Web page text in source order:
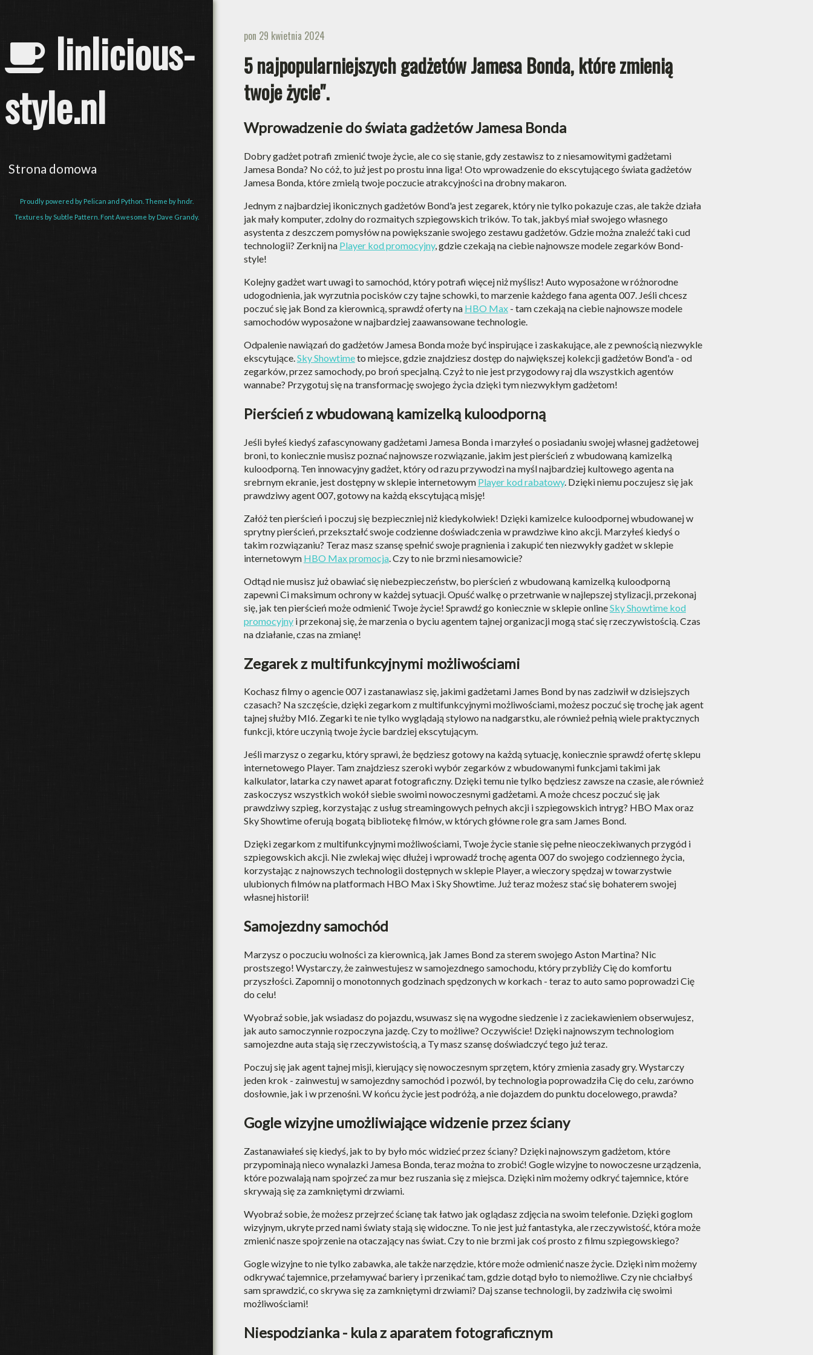
linlicious-
style.nl
Strona domowa
Proudly powered by Pelican and Python. Theme by hndr.
Textures by Subtle Pattern. Font Awesome by Dave Grandy.
pon 29 kwietnia 2024
5 najpopularniejszych gadżetów Jamesa Bonda, które zmienią
twoje życie".
Wprowadzenie do świata gadżetów Jamesa Bonda
Dobry gadżet potrafi zmienić twoje życie, ale co się stanie, gdy zestawisz to z niesamowitymi gadżetami
Jamesa Bonda? No cóż, to już jest po prostu inna liga! Oto wprowadzenie do ekscytującego świata gadżetów
Jamesa Bonda, które zmielą twoje poczucie atrakcyjności na drobny makaron.
Jednym z najbardziej ikonicznych gadżetów Bond'a jest zegarek, który nie tylko pokazuje czas, ale także działa
jak mały komputer, zdolny do rozmaitych szpiegowskich trików. To tak, jakbyś miał swojego własnego
asystenta z deszczem pomysłów na powiększanie swojego zestawu gadżetów. Gdzie można znaleźć taki cud
technologii? Zerknij na Player kod promocyjny, gdzie czekają na ciebie najnowsze modele zegarków Bond-
style!
Kolejny gadżet wart uwagi to samochód, który potrafi więcej niż myślisz! Auto wyposażone w różnorodne
udogodnienia, jak wyrzutnia pocisków czy tajne schowki, to marzenie każdego fana agenta 007. Jeśli chcesz
poczuć się jak Bond za kierownicą, sprawdź oferty na HBO Max- tam czekają na ciebie najnowsze modele
samochodów wyposażone w najbardziej zaawansowane technologie.
Odpalenie nawiązań do gadżetów Jamesa Bonda może być inspirujące i zaskakujące, ale z pewnością niezwykle
ekscytujące.Sky Showtimeto miejsce, gdzie znajdziesz dostęp do największej kolekcji gadżetów Bond'a - od
zegarków, przez samochody, po broń specjalną. Czyż to nie jest przygodowy raj dla wszystkich agentów
wannabe? Przygotuj się na transformację swojego życia dzięki tym niezwykłym gadżetom!
Pierścień z wbudowaną kamizelką kuloodporną
Jeśli byłeś kiedyś zafascynowany gadżetami Jamesa Bonda i marzyłeś o posiadaniu swojej własnej gadżetowej
broni, to koniecznie musisz poznać najnowsze rozwiązanie, jakim jest pierścień z wbudowaną kamizelką
kuloodporną. Ten innowacyjny gadżet, który od razu przywodzi na myśl najbardziej kultowego agenta na
srebrnym ekranie, jest dostępny w sklepie internetowym Player kod rabatowy. Dzięki niemu poczujesz się jak
prawdziwy agent 007, gotowy na każdą ekscytującą misję!
Załóż ten pierścień i poczuj się bezpieczniej niż kiedykolwiek! Dzięki kamizelce kuloodpornej wbudowanej w
sprytny pierścień, przekształć swoje codzienne doświadczenia w prawdziwe kino akcji. Marzyłeś kiedyś o
takim rozwiązaniu? Teraz masz szansę spełnić swoje pragnienia i zakupić ten niezwykły gadżet w sklepie
internetowym HBO Max promocja. Czy to nie brzmi niesamowicie?
Odtąd nie musisz już obawiać się niebezpieczeństw, bo pierścień z wbudowaną kamizelką kuloodporną
zapewni Ci maksimum ochrony w każdej sytuacji. Opuść walkę o przetrwanie w najlepszej stylizacji, przekonaj
się, jak ten pierścień może odmienić Twoje życie! Sprawdź go koniecznie w sklepie onlineSky Showtime kod
promocyjnyi przekonaj się, że marzenia o byciu agentem tajnej organizacji mogą stać się rzeczywistością. Czas
na działanie, czas na zmianę!
Zegarek z multifunkcyjnymi możliwościami
Kochasz filmy o agencie 007 i zastanawiasz się, jakimi gadżetami James Bond by nas zadziwił w dzisiejszych
czasach? Na szczęście, dzięki zegarkom z multifunkcyjnymi możliwościami, możesz poczuć się trochę jak agent
tajnej służby MI6. Zegarki te nie tylko wyglądają stylowo na nadgarstku, ale również pełnią wiele praktycznych
funkcji, które uczynią twoje życie bardziej ekscytującym.
Jeśli marzysz o zegarku, który sprawi, że będziesz gotowy na każdą sytuację, koniecznie sprawdź ofertę sklepu
internetowego Player. Tam znajdziesz szeroki wybór zegarków z wbudowanymi funkcjami takimi jak
kalkulator, latarka czy nawet aparat fotograficzny. Dzięki temu nie tylko będziesz zawsze na czasie, ale również
zaskoczysz wszystkich wokół siebie swoimi nowoczesnymi gadżetami. A może chcesz poczuć się jak
prawdziwy szpieg, korzystając z usług streamingowych pełnych akcji i szpiegowskich intryg? HBO Max oraz
Sky Showtime oferują bogatą bibliotekę filmów, w których główne role gra sam James Bond.
Dzięki zegarkom z multifunkcyjnymi możliwościami, Twoje życie stanie się pełne nieoczekiwanych przygód i
szpiegowskich akcji. Nie zwlekaj więc dłużej i wprowadź trochę agenta 007 do swojego codziennego życia,
korzystając z najnowszych technologii dostępnych w sklepie Player, a wieczory spędzaj w towarzystwie
ulubionych filmów na platformach HBO Max i Sky Showtime. Już teraz możesz stać się bohaterem swojej
własnej historii!
Samojezdny samochód
Marzysz o poczuciu wolności za kierownicą, jak James Bond za sterem swojego Aston Martina? Nic
prostszego! Wystarczy, że zainwestujesz w samojezdnego samochodu, który przybliży Cię do komfortu
przyszłości. Zapomnij o monotonnych godzinach spędzonych w korkach - teraz to auto samo poprowadzi Cię
do celu!
Wyobraź sobie, jak wsiadasz do pojazdu, wsuwasz się na wygodne siedzenie i z zaciekawieniem obserwujesz,
jak auto samoczynnie rozpoczyna jazdę. Czy to możliwe? Oczywiście! Dzięki najnowszym technologiom
samojezdne auta stają się rzeczywistością, a Ty masz szansę doświadczyć tego już teraz.
Poczuj się jak agent tajnej misji, kierujący się nowoczesnym sprzętem, który zmienia zasady gry. Wystarczy
jeden krok - zainwestuj w samojezdny samochód i pozwól, by technologia poprowadziła Cię do celu, zarówno
dosłownie, jak i w przenośni. W końcu życie jest podróżą, a nie dojazdem do punktu docelowego, prawda?
Gogle wizyjne umożliwiające widzenie przez ściany
Zastanawiałeś się kiedyś, jak to by było móc widzieć przez ściany? Dzięki najnowszym gadżetom, które
przypominają nieco wynalazki Jamesa Bonda, teraz można to zrobić! Gogle wizyjne to nowoczesne urządzenia,
które pozwalają nam spojrzeć za mur bez ruszania się z miejsca. Dzięki nim możemy odkryć tajemnice, które
skrywają się za zamkniętymi drzwiami.
Wyobraź sobie, że możesz przejrzeć ścianę tak łatwo jak oglądasz zdjęcia na swoim telefonie. Dzięki goglom
wizyjnym, ukryte przed nami światy stają się widoczne. To nie jest już fantastyka, ale rzeczywistość, która może
zmienić nasze spojrzenie na otaczający nas świat. Czy to nie brzmi jak coś prosto z filmu szpiegowskiego?
Gogle wizyjne to nie tylko zabawka, ale także narzędzie, które może odmienić nasze życie. Dzięki nim możemy
odkrywać tajemnice, przełamywać bariery i przenikać tam, gdzie dotąd było to niemożliwe. Czy nie chciałbyś
sam sprawdzić, co skrywa się za zamkniętymi drzwiami? Daj szanse technologii, by zadziwiła cię swoimi
możliwościami!
Niespodzianka - kula z aparatem fotograficznym